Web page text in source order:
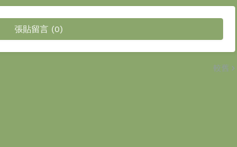
張貼留言 (0)
較舊